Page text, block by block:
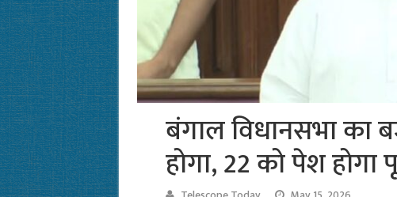
बंगाल विधानसभा का
होगा, 22 को पेश होगा